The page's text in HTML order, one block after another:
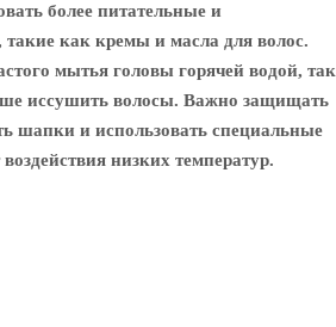
более питательные и
как кремы и масла для волос.
мытья головы горячей водой, так
иссушить волосы. Важно защищать
шапки и использовать специальные
низких температур.